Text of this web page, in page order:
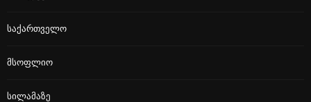
Საქართველო
Მსოფლიო
Სილამაზე